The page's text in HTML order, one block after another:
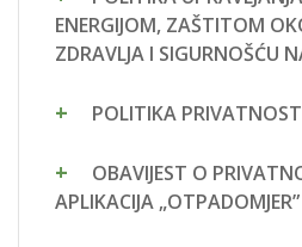
ENERGIJOM, ZAŠTITOM
ZDRAVLJA I SIGURNOŠĆU
POLITIKA
OBAVIJEST O
APLIKACIJA „OTPADOMJER”